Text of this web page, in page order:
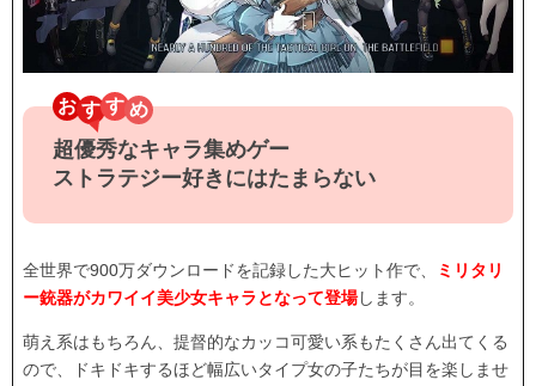
お す
超優秀なキャラ集めゲー
ストラテジー好きにはたまらない
全世界で900万ダウンロードを記録した大ヒット作で、
ミリタリ
ー銃器がカワイイ美少女キャラとなって登場します。
萌え系はもちろん、提督的なカッコ可愛い系もたくさん出てくる
ので、ドキドキするほど幅広いタイプ女の子たちが目を楽しませ